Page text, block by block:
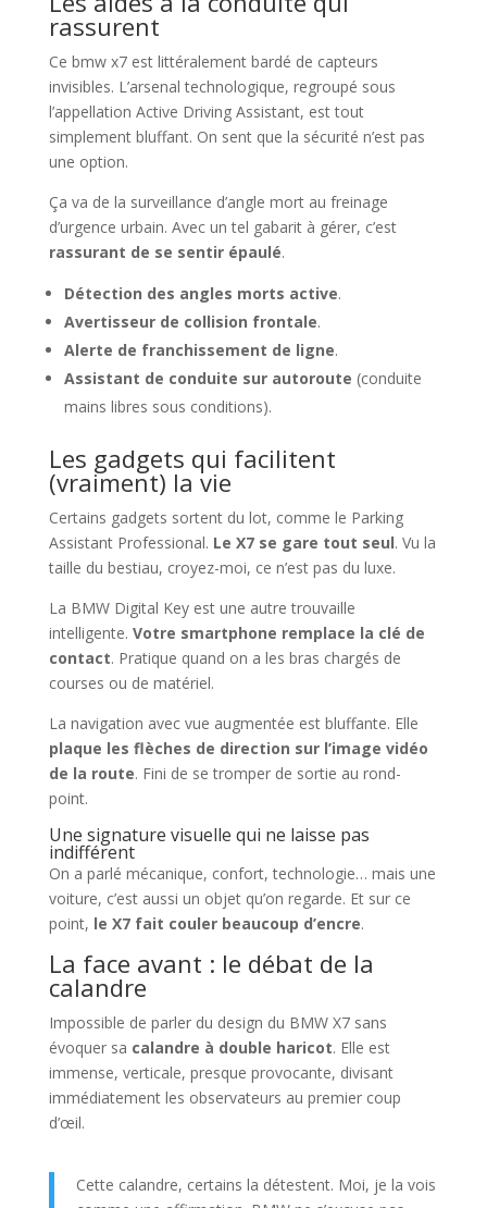
rassurent
Ce bmw x7 est littéralement bardé de capteurs
invisibles. L’arsenal technologique, regroupé sous
l’appellation Active Driving Assistant, est tout
simplement bluffant. On sent que la sécurité n’est pas
une option.
Ça va de la surveillance d’angle mort au freinage
d’urgence urbain. Avec un tel gabarit à gérer, c’est
rassurant de se sentir épaulé.
Détection des angles morts active.
Avertisseur de collision frontale.
Alerte de franchissement de ligne.
Assistant de conduite sur autoroute (conduite
mains libres sous conditions).
Les gadgets qui facilitent
(vraiment) la vie
Certains gadgets sortent du lot, comme le Parking
Assistant Professional. Le X7 se gare tout seul. Vu la
taille du bestiau, croyez-moi, ce n’est pas du luxe.
La BMW Digital Key est une autre trouvaille
intelligente. Votre smartphone remplace la clé de
contact. Pratique quand on a les bras chargés de
courses ou de matériel.
La navigation avec vue augmentée est bluffante. Elle
plaque les flèches de direction sur l’image vidéo
de la route. Fini de se tromper de sortie au rond-
point.
Une signature visuelle qui ne laisse pas
indifférent
On a parlé mécanique, confort, technologie… mais une
voiture, c’est aussi un objet qu’on regarde. Et sur ce
point, le X7 fait couler beaucoup d’encre.
La face avant : le débat de la
calandre
Impossible de parler du design du BMW X7 sans
évoquer sa calandre à double haricot. Elle est
immense, verticale, presque provocante, divisant
immédiatement les observateurs au premier coup
d’œil.
Cette calandre, certains la détestent. Moi, je la vois